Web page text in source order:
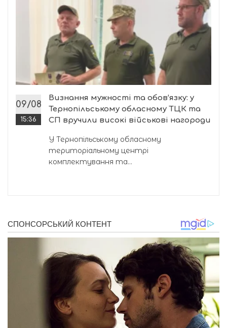
09/08
15:36
Визнання мужності та обов’язку: у
Тернопільському обласному ТЦК та
СП вручили високі військові нагороди
У Тернопільському обласному
територіальному центрі
комплектування та...